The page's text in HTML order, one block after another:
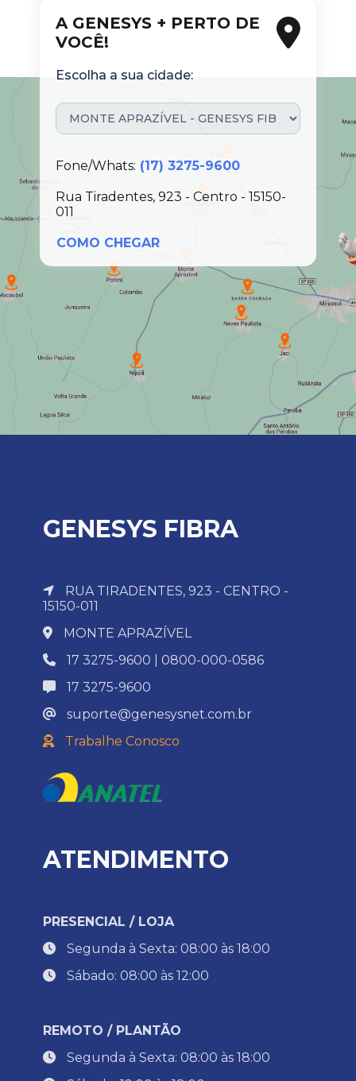
A GENESYS + PERTO DE
VOCÊ!
Escolha a sua cidade:
Fone/Whats: (17) 3275-9600
Rua Tiradentes, 923 - Centro - 15150-
011
COMO CHEGAR
GENESYS FIBRA
RUA TIRADENTES, 923 - CENTRO -
15150-011
MONTE APRAZÍVEL
17 3275-9600 | 0800-000-0586
17 3275-9600
suporte@genesysnet.com.br
Trabalhe Conosco
ATENDIMENTO
PRESENCIAL / LOJA
Segunda à Sexta: 08:00 às 18:00
Sábado: 08:00 às 12:00
REMOTO / PLANTÃO
Segunda à Sexta: 08:00 às 18:00